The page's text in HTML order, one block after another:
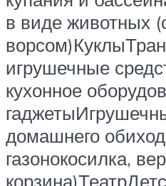
в виде животных
игрушечные
кухонное
домашнего
газонокосилка,